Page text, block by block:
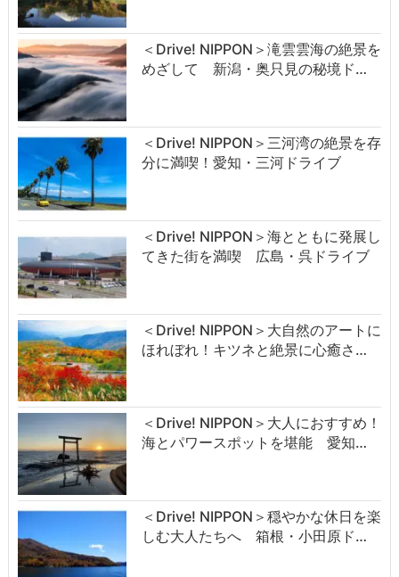
＜Drive! NIPPON＞滝雲雲海の絶景を
めざして 新潟・奥只見の秘境ド…
＜Drive! NIPPON＞三河湾の絶景を存
分に満喫！愛知・三河ドライブ
＜Drive! NIPPON＞海とともに発展し
てきた街を満喫 広島・呉ドライブ
＜Drive! NIPPON＞大自然のアートに
ほれぼれ！キツネと絶景に心癒さ…
＜Drive! NIPPON＞大人におすすめ！
海とパワースポットを堪能 愛知…
＜Drive! NIPPON＞穏やかな休日を楽
しむ大人たちへ 箱根・小田原ド…